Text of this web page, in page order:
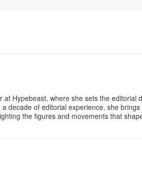
at Hypebeast, where she sets the editorial
decade of editorial experience, she
the figures and movements that